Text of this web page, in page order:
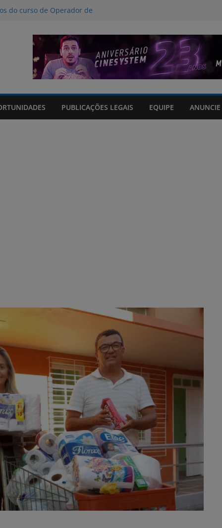
do curso de Operador de
poucas chances de cura para o
climático, portaria suspende
FURG até sexta (7) pela manhã
PUBLICAÇÕES LEGAIS EQUIPE ANUNCIE